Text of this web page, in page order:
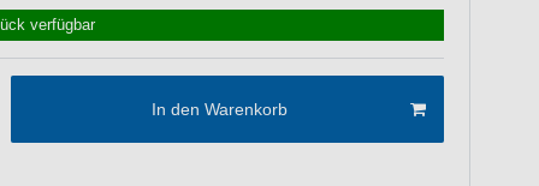
verfügbar
In den Warenkorb